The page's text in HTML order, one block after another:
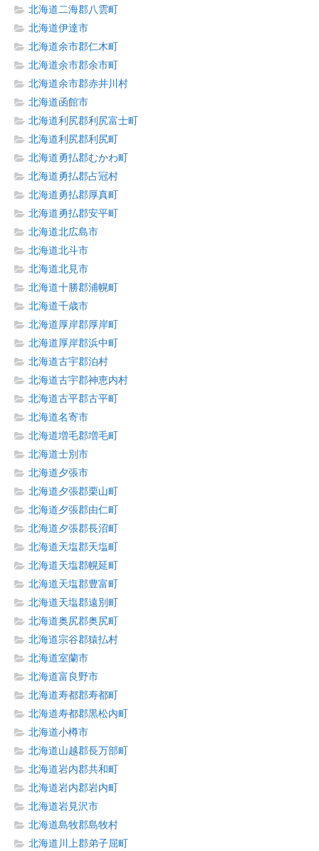
北海道二海郡八雲町
北海道伊達市
北海道余市郡仁木町
北海道余市郡余市町
北海道余市郡赤井川村
北海道函館市
北海道利尻郡利尻富士町
北海道利尻郡利尻町
北海道勇払郡むかわ町
北海道勇払郡占冠村
北海道勇払郡厚真町
北海道勇払郡安平町
北海道北広島市
北海道北斗市
北海道北見市
北海道十勝郡浦幌町
北海道千歳市
北海道厚岸郡厚岸町
北海道厚岸郡浜中町
北海道古宇郡泊村
北海道古宇郡神恵内村
北海道古平郡古平町
北海道名寄市
北海道増毛郡増毛町
北海道士別市
北海道夕張市
北海道夕張郡栗山町
北海道夕張郡由仁町
北海道夕張郡長沼町
北海道天塩郡天塩町
北海道天塩郡幌延町
北海道天塩郡豊富町
北海道天塩郡遠別町
北海道奥尻郡奥尻町
北海道宗谷郡猿払村
北海道室蘭市
北海道富良野市
北海道寿都郡寿都町
北海道寿都郡黒松内町
北海道小樽市
北海道山越郡長万部町
北海道岩内郡共和町
北海道岩内郡岩内町
北海道岩見沢市
北海道島牧郡島牧村
北海道川上郡弟子屈町